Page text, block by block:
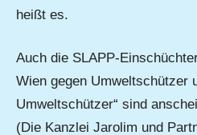
heißt es.
Auch die SLAPP-
Wien gegen Umweltschützer
Umweltschützer“ sind
(Die Kanzlei Jarolim und